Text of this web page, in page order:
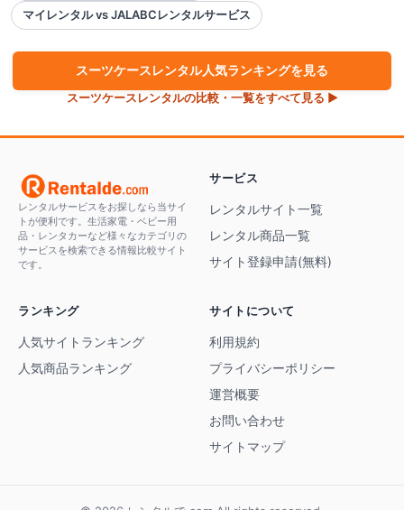
マイレンタル vs JALABCレンタルサービス
スーツケースレンタル人気ランキングを見る
スーツケースレンタルの比較・一覧をすべて見る ▶
レンタルサービスをお探しなら当サイ
トが便利です。生活家電・ベビー用
品・レンタカーなど様々なカテゴリの
サービスを検索できる情報比較サイト
です。
サービス
レンタルサイト一覧
レンタル商品一覧
サイト登録申請(無料)
ランキング
人気サイトランキング
人気商品ランキング
サイトについて
利用規約
プライバシーポリシー
運営概要
お問い合わせ
サイトマップ